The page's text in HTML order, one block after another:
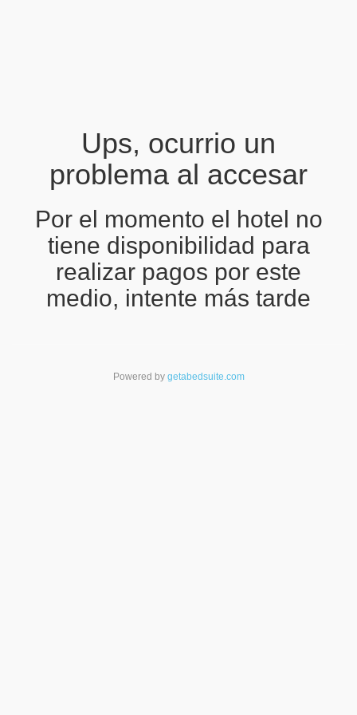
Ups, ocurrio un
problema al accesar
Por el momento el hotel no
tiene disponibilidad para
realizar pagos por este
medio, intente más tarde
Powered by getabedsuite.com